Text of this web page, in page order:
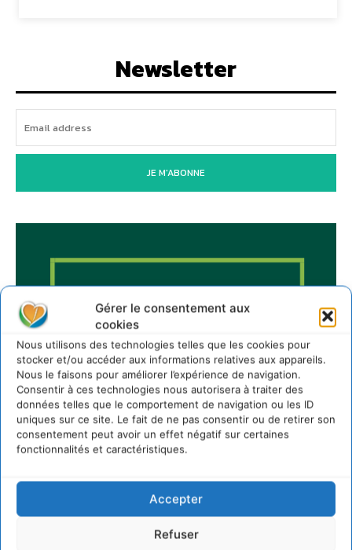
Gérer le consentement aux
cookies
Nous utilisons des technologies telles que les cookies pour
stocker et/ou accéder aux informations relatives aux appareils.
Nous le faisons pour améliorer l’expérience de navigation.
Consentir à ces technologies nous autorisera à traiter des
données telles que le comportement de navigation ou les ID
uniques sur ce site. Le fait de ne pas consentir ou de retirer son
consentement peut avoir un effet négatif sur certaines
fonctionnalités et caractéristiques.
Accepter
Refuser
Newsletter
JE M'ABONNE